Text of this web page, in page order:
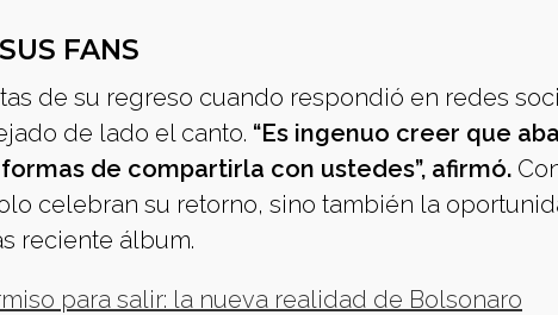
FANS
de su regreso cuando respondió en redes
de lado el canto. “Es ingenuo creer que
de compartirla con ustedes”, afirmó.
celebran su retorno, sino también la
reciente álbum.
para salir: la nueva realidad de Bolsonaro